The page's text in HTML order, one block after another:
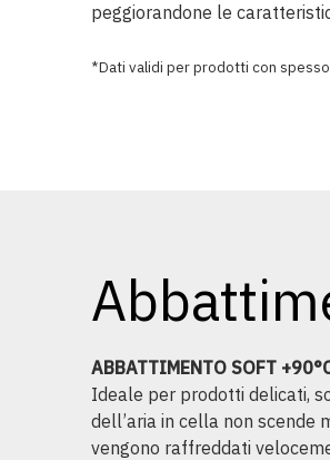
peggiorandone le
*Dati validi per prodotti con
ABBATTIMENTO SOFT
Ideale per prodotti delicati,
dell’aria in cella non scende
vengono raffreddati